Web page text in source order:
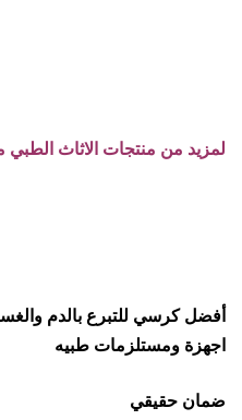
لمزيد من منتجات الاثاث
أفضل كرسي للتبرع بالدم
اجهزة ومستلزمات طبيه
ضمان حقيقي